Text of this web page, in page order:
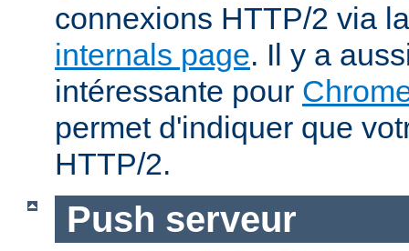
connexions HTTP/2 via
internals page. Il y a
intéressante pour
permet d'indiquer que
HTTP/2.
Push serveur